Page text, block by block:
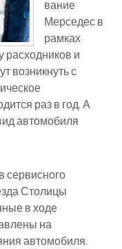
вание
Мерседес в
рамках
расходников и
возникнуть с
раз в год. А
автомобиля
сервисного
Столицы
в ходе
на
автомобиля.